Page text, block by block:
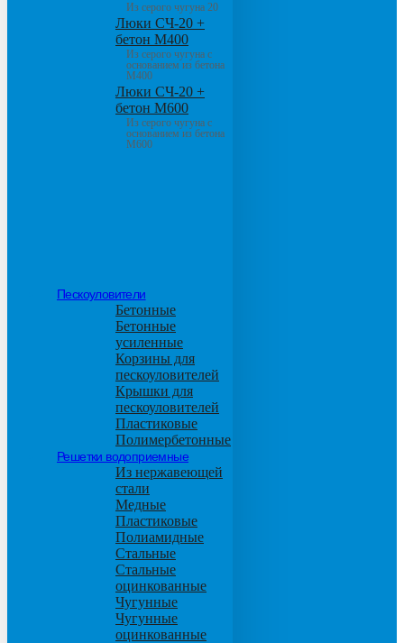
Из серого чугуна 20
Люки СЧ-20 +
бетон М400
Из серого чугуна с
основанием из бетона
М400
Люки СЧ-20 +
бетон М600
Из серого чугуна с
основанием из бетона
М600
Пескоуловители
Бетонные
Бетонные
усиленные
Корзины для
пескоуловителей
Крышки для
пескоуловителей
Пластиковые
Полимербетонные
Решетки водоприемные
Из нержавеющей
стали
Медные
Пластиковые
Полиамидные
Стальные
Стальные
оцинкованные
Чугунные
Чугунные
оцинкованные